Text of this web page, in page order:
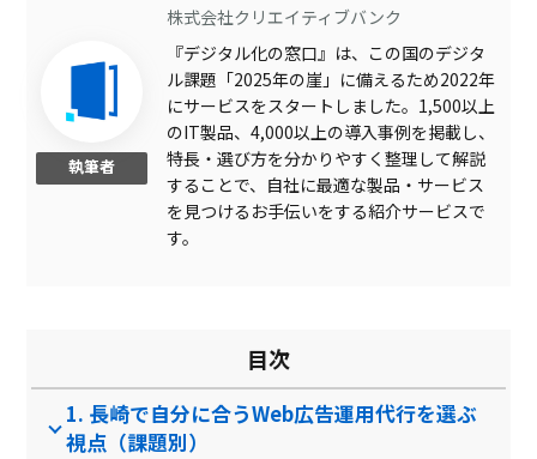
執筆者
株式会社クリエイティブバンク
『デジタル化の窓口』は、この国のデジタ
ル課題「2025年の崖」に備えるため2022年
にサービスをスタートしました。1,500以上
のIT製品、4,000以上の導入事例を掲載し、
特長・選び方を分かりやすく整理して解説
することで、自社に最適な製品・サービス
を見つけるお手伝いをする紹介サービスで
す。
目次
1. 長崎で自分に合うWeb広告運用代行を選ぶ
視点（課題別）